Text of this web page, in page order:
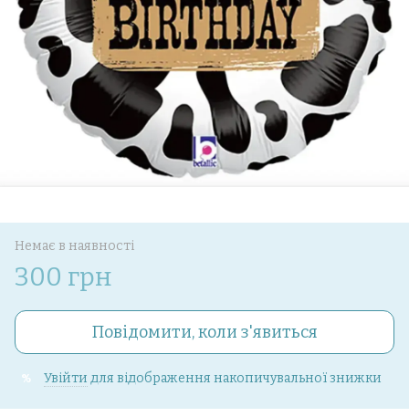
Немає в наявності
300 грн
Повідомити, коли з'явиться
% Увійти для відображення накопичувальної знижки